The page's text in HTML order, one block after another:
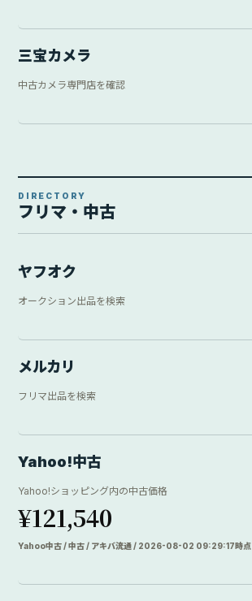
三宝カメラ
中古カメラ専門店を確認
DIRECTORY
フリマ・中古
ヤフオク
オークション出品を検索
メルカリ
フリマ出品を検索
Yahoo!中古
Yahoo!ショッピング内の中古価格
¥121,540
Yahoo中古 / 中古 / アキバ流通 / 2026-08-02 09:29:17時点